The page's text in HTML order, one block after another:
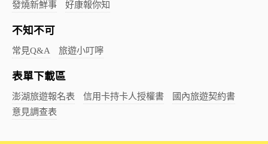
發燒新鮮事 好康報你知
不知不可
常見Q&A 旅遊小叮嚀
表單下載區
澎湖旅遊報名表 信用卡持卡人授權書
國內旅遊契約書
意見調查表